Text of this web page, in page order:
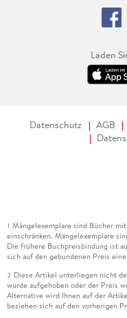
Laden
Datenschutz AGB
1 Mängelexemplare sind Bücher
einschränken. Mängelexemplare
Die frühere Buchpreisbindung ist
sich auf den gebundenen Preis
2 Diese Artikel unterliegen nicht
wurde aufgehoben oder der Preis
Alternative wird Ihnen auf der
beziehen sich auf den vorherigen